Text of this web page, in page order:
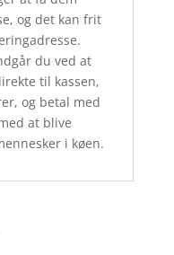
og det kan frit
du ved at
til kassen,
og betal med
at blive
i køen.